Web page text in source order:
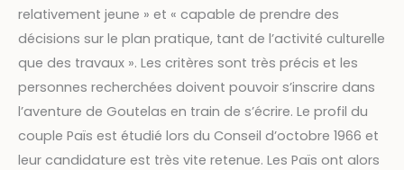
relativement jeune » et « capable de prendre des
décisions sur le plan pratique, tant de l’activité culturelle
que des travaux ». Les critères sont très précis et les
personnes recherchées doivent pouvoir s’inscrire dans
l’aventure de Goutelas en train de s’écrire. Le profil du
couple Païs est étudié lors du Conseil d’octobre 1966 et
leur candidature est très vite retenue. Les Païs ont alors